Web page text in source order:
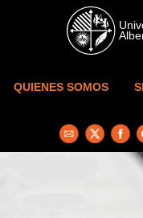
Skip to main content
QUIENES SOMOS